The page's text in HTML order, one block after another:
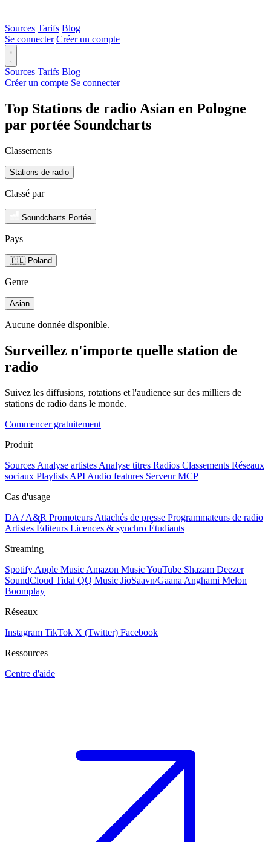
Sources Tarifs Blog
Se connecter Créer un compte
Sources Tarifs Blog
Créer un compte Se connecter
Top Stations de radio Asian en Pologne
par portée Soundcharts
Classements
Stations de radio
Classé par
Soundcharts Portée
Pays
🇵🇱 Poland
Genre
Asian
Aucune donnée disponible.
Surveillez n'importe quelle station de
radio
Suivez les diffusions, rotations et l'audience sur des milliers de
stations de radio dans le monde.
Commencer gratuitement
Produit
Sources Analyse artistes Analyse titres Radios Classements Réseaux
sociaux Playlists API Audio features Serveur MCP
Cas d'usage
DA / A&R Promoteurs Attachés de presse Programmateurs de radio
Artistes Éditeurs Licences & synchro Étudiants
Streaming
Spotify Apple Music Amazon MusicYouTube Shazam Deezer
SoundCloud Tidal QQ Music JioSaavn/Gaana Anghami Melon
Boomplay
Réseaux
Instagram TikTok X (Twitter) Facebook
Ressources
Centre d'aide